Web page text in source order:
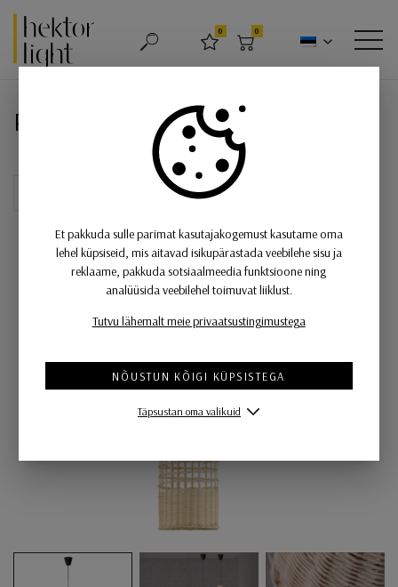
Hektor Light
OTSING LEMMIKUD
0
OSTUKORV
0
Rippvalgusti Mia, E27 sokliga
Rippvalgusti Mia, E27 sokliga
Et pakkuda sulle parimat kasutajakogemust kasutame oma
lehel küpsiseid, mis aitavad isikupärastada veebilehe sisu ja
reklaame, pakkuda sotsiaalmeedia funktsioone ning
analüüsida veebilehel toimuvat liiklust.
Tutvu lähemalt meie privaatsustingimustega
NÕUSTUN KÕIGI KÜPSISTEGA
Täpsustan oma valikuid